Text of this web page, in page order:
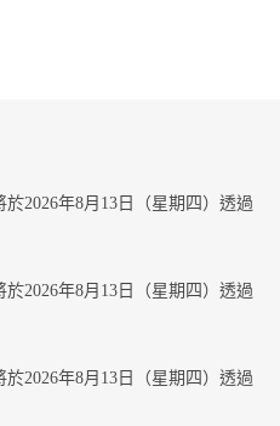
2026年8月13日（星期四）透過
2026年8月13日（星期四）透過
2026年8月13日（星期四）透過